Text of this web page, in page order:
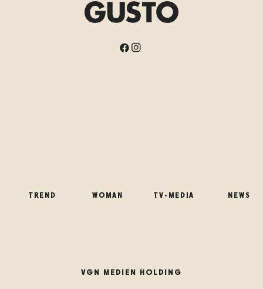
TREND WOMAN TV-MEDIA NEWS
VGN MEDIEN HOLDING